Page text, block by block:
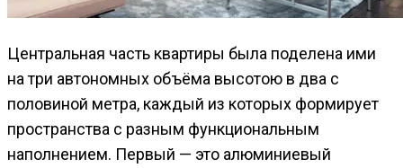
Центральная часть квартиры была поделена ими
на три автономных объёма высотою в два с
половиной метра, каждый из которых формирует
пространства с разным функциональным
наполнением. Первый — это алюминиевый